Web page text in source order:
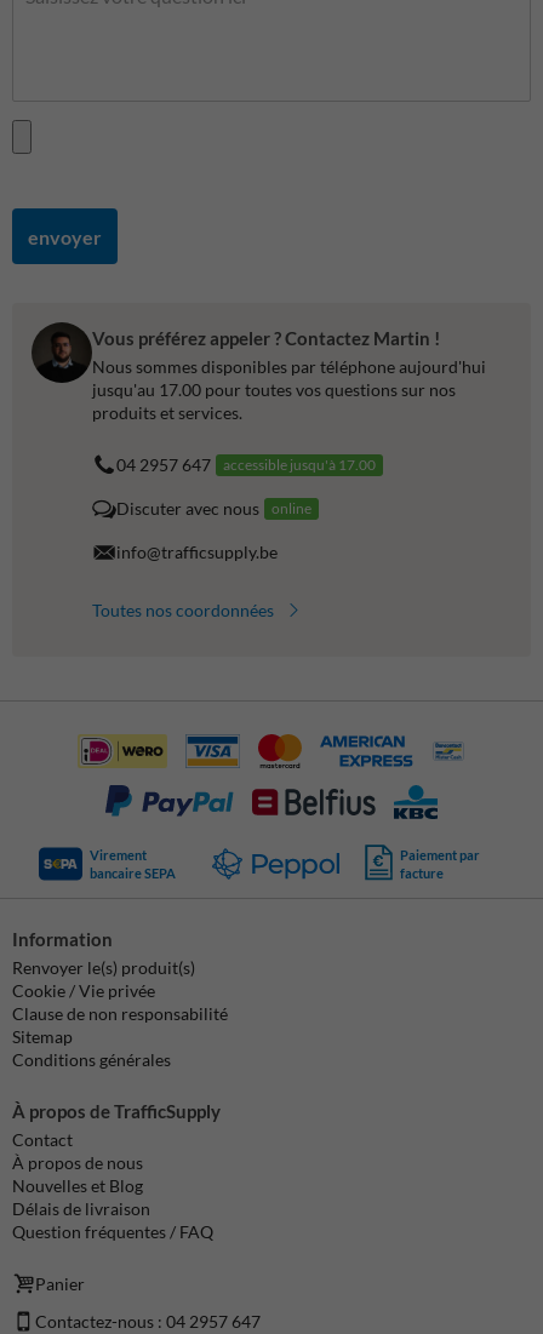
envoyer
Vous préférez appeler ? Contactez Martin !
Nous sommes disponibles par téléphone aujourd'hui
jusqu'au 17.00 pour toutes vos questions sur nos
produits et services.
04 2957 647 accessible jusqu'à 17.00
Discuter avec nous online
info@trafficsupply.be
Toutes nos coordonnées
Virement
bancaire SEPA
Paiement par
facture
Information
Renvoyer le(s) produit(s)
Cookie / Vie privée
Clause de non responsabilité
Sitemap
Conditions générales
À propos de TrafficSupply
Contact
À propos de nous
Nouvelles et Blog
Délais de livraison
Question fréquentes / FAQ
Panier
Contactez-nous : 04 2957 647